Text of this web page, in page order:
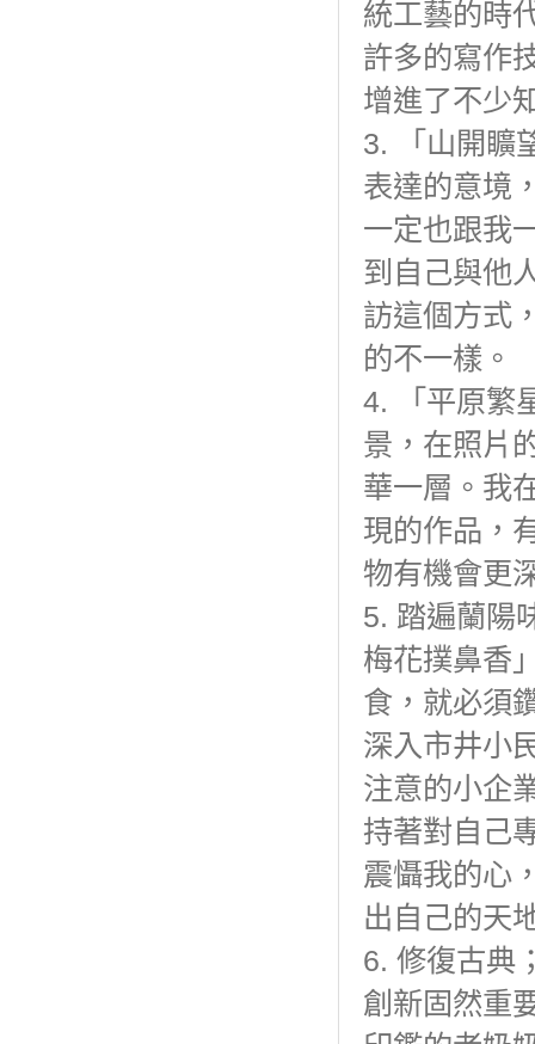
統工藝的時
許多的寫作
增進了不少
3. 「山開矌
表達的意境
一定也跟我
到自己與他
訪這個方式
的不一樣。
4. 「平原繁
景，在照片
華一層。我
現的作品，
物有機會更
5. 踏遍蘭陽
梅花撲鼻香
食，就必須
深入市井小
注意的小企
持著對自己
震懾我的心
出自己的天
6. 修復古典
創新固然重